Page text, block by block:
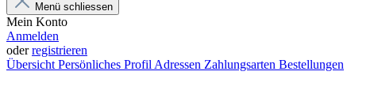
Menü schliessen
Mein Konto
Anmelden
oderregistrieren
Übersicht Persönliches Profil Adressen Zahlungsarten Bestellungen